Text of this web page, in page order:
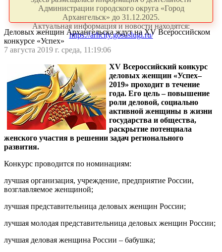
Администрации городского округа «Город
Архангельск» до 31.12.2025.
Актуальная информация и новости находятся:
https://arhcity.gosuslugi.ru/
Деловых женщин Архангельска ждут на XV Всероссийском
конкурсе «Успех»
7 августа 2019 г. среда, 11:19:06
XV Всероссийский конкурс
деловых женщин «Успех–
2019» проходит в течение
года. Его цель – повышение
роли деловой, социально
активной женщины в жизни
государства и общества,
раскрытие потенциала
женского участия в решении задач регионального
развития.
Конкурс проводится по номинациям:
лучшая организация, учреждение, предприятие России,
возглавляемое женщиной;
лучшая представительница деловых женщин России;
лучшая молодая представительница деловых женщин России;
лучшая деловая женщина России – бабушка;